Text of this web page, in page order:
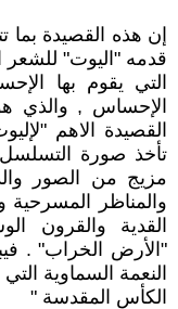
إن هذه القصيدة
قدمه "اليوت" للشعر
التي يقوم بها
الإحساس , والذي
القصيدة الاهم
تأخذ صورة
مزيج من الصور
والمناظر المسرحية
القدية والقرون
"الأرض الخراب" .
النعمة السماوية
الكأس المقدسة "